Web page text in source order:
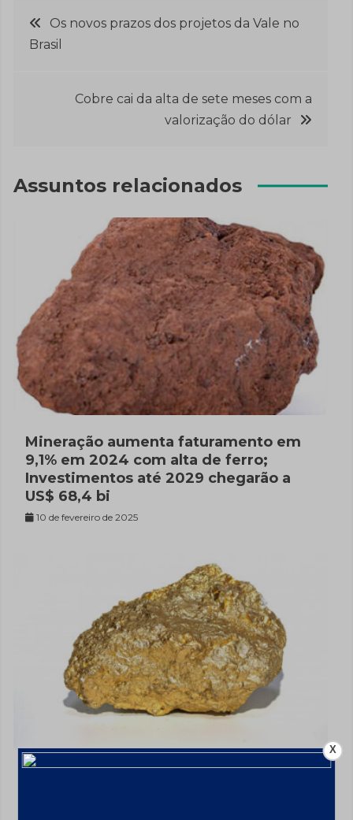
Navegação
de
Os novos prazos dos projetos da Vale no
Brasil
Cobre cai da alta de sete meses com a
valorização do dólar
Assuntos relacionados
Mineração aumenta faturamento em
9,1% em 2024 com alta de ferro;
Investimentos até 2029 chegarão a
US$ 68,4 bi
10 de fevereiro de 2025
X